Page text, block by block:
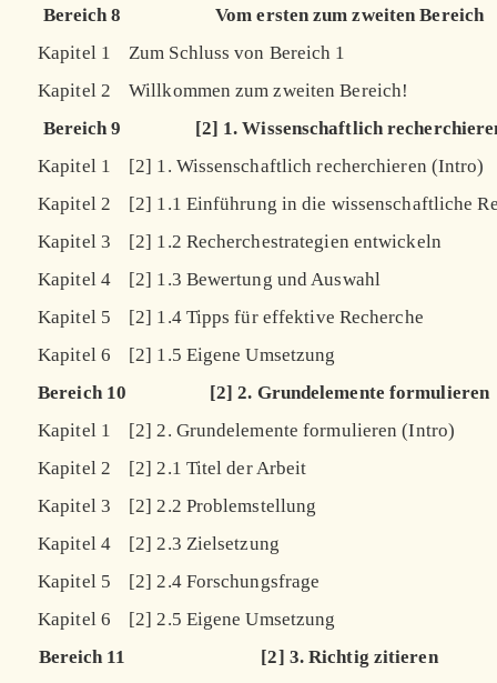
Bereich 8
Vom ersten zum zweiten Bereich
Kapitel 1
Zum Schluss von Bereich 1
Kapitel 2
Willkommen zum zweiten Bereich!
Bereich 9
[2] 1. Wissenschaftlich
Kapitel 1
[2] 1. Wissenschaftlich recherchieren (Intro)
Kapitel 2
[2] 1.1 Einführung in die wissenschaftliche
Kapitel 3
[2] 1.2 Recherchestrategien entwickeln
Kapitel 4
[2] 1.3 Bewertung und Auswahl
Kapitel 5
[2] 1.4 Tipps für effektive Recherche
Kapitel 6
[2] 1.5 Eigene Umsetzung
Bereich 10
[2] 2. Grundelemente formulieren
Kapitel 1
[2] 2. Grundelemente formulieren (Intro)
Kapitel 2
[2] 2.1 Titel der Arbeit
Kapitel 3
[2] 2.2 Problemstellung
Kapitel 4
[2] 2.3 Zielsetzung
Kapitel 5
[2] 2.4 Forschungsfrage
Kapitel 6
[2] 2.5 Eigene Umsetzung
Bereich 11
[2] 3. Richtig zitieren